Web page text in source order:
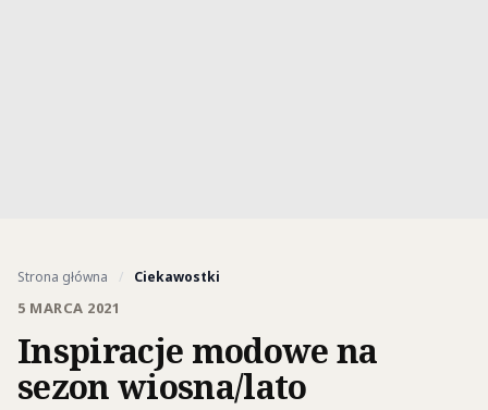
Strona główna / Ciekawostki
5 MARCA 2021
Inspiracje modowe na
sezon wiosna/lato